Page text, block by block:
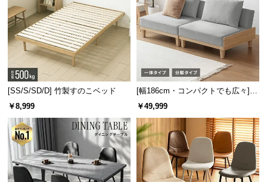
[SS/S/SD/D] 竹製すのこベッド
￥8,999
[幅186cm・コンパクトでも広々] 3
人掛けソファベッド リクライニン
￥49,999